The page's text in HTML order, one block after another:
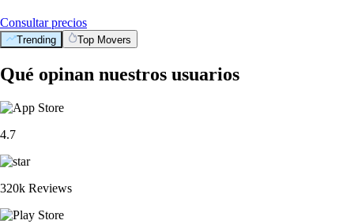
Consultar precios
Trending Top Movers
Qué opinan nuestros usuarios
4.7
320k Reviews